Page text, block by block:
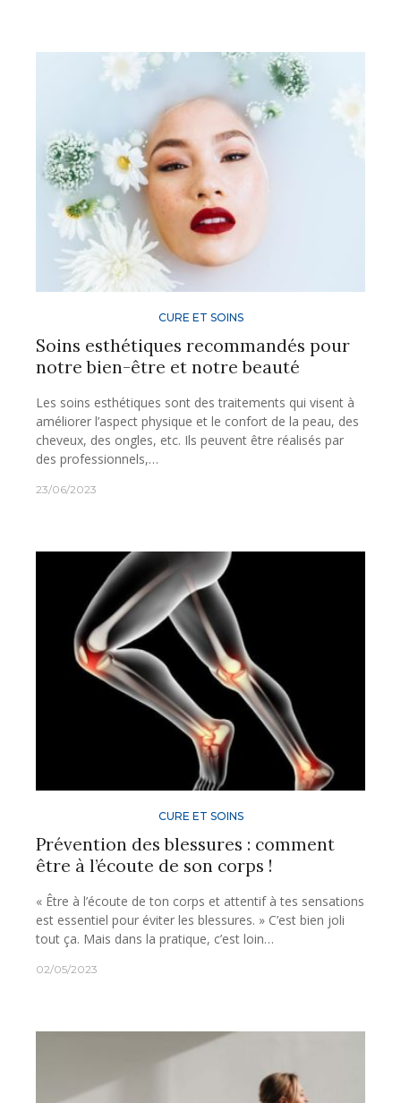
CURE ET SOINS
Soins esthétiques recommandés pour
notre bien-être et notre beauté
Les soins esthétiques sont des traitements qui visent à
améliorer l’aspect physique et le confort de la peau, des
cheveux, des ongles, etc. Ils peuvent être réalisés par
des professionnels,…
23/06/2023
CURE ET SOINS
Prévention des blessures : comment
être à l’écoute de son corps !
« Être à l’écoute de ton corps et attentif à tes sensations
est essentiel pour éviter les blessures. » C’est bien joli
tout ça. Mais dans la pratique, c’est loin…
02/05/2023